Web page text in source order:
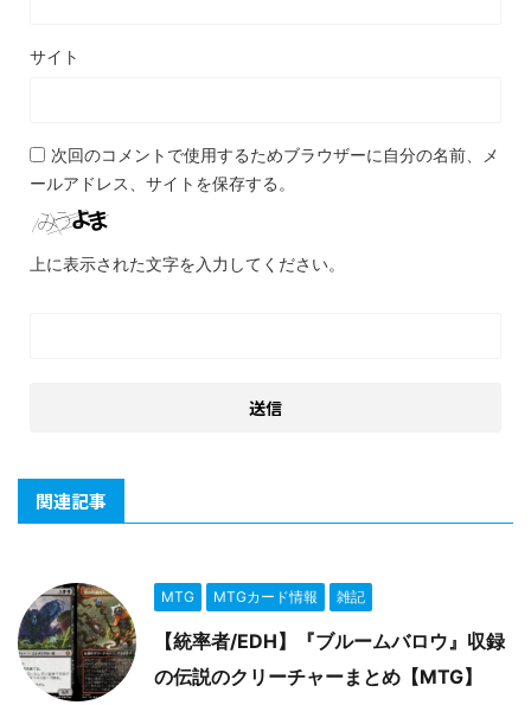
サイト
次回のコメントで使用するためブラウザーに自分の名前、メ
ールアドレス、サイトを保存する。
上に表示された文字を入力してください。
関連記事
MTG MTGカード情報 雑記
【統率者/EDH】『ブルームバロウ』収録
の伝説のクリーチャーまとめ【MTG】